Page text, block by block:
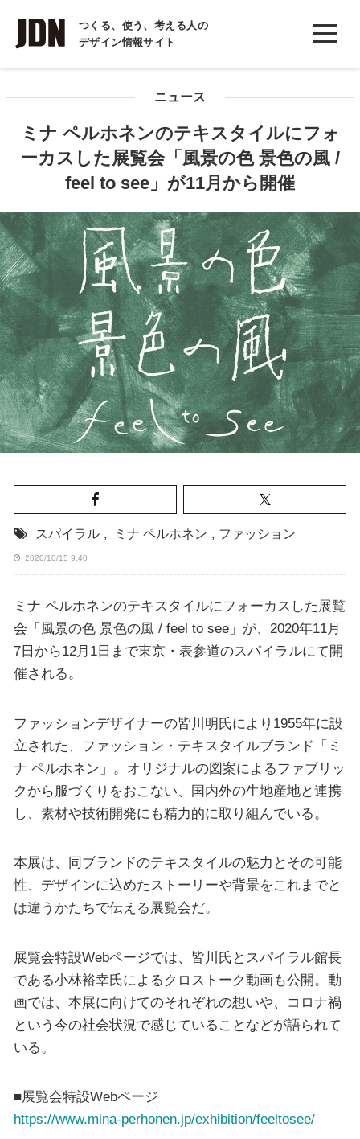
つくる、使う、考える人の
デザイン情報サイト
INTERVIEW
インタビュー
COLUMN
コラム
ニュース
ミナ ペルホネンのテキスタイルにフォ
ーカスした展覧会「風景の色 景色の風 /
feel to see」が11月から開催
スパイラル , ミナ ペルホネン , ファッション
2020/10/15 9:40
ミナ ペルホネンのテキスタイルにフォーカスした展覧
会「風景の色 景色の風 / feel to see」が、2020年11月
7日から12月1日まで東京・表参道のスパイラルにて開
催される。
ファッションデザイナーの皆川明氏により1955年に設
立された、ファッション・テキスタイルブランド「ミ
ナ ペルホネン」。オリジナルの図案によるファブリッ
クから服づくりをおこない、国内外の生地産地と連携
し、素材や技術開発にも精力的に取り組んでいる。
本展は、同ブランドのテキスタイルの魅力とその可能
性、デザインに込めたストーリーや背景をこれまでと
は違うかたちで伝える展覧会だ。
展覧会特設Webページでは、皆川氏とスパイラル館長
である小林裕幸氏によるクロストーク動画も公開。動
画では、本展に向けてのそれぞれの想いや、コロナ禍
という今の社会状況で感じていることなどが語られて
いる。
■展覧会特設Webページ
https://www.mina-perhonen.jp/exhibition/feeltosee/